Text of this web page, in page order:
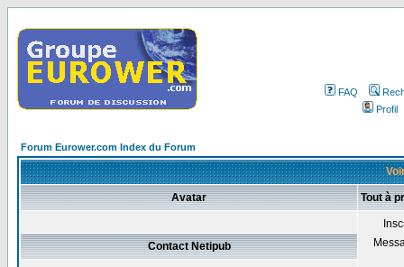
FAQ
Profil
Forum Eurower.com Index du Forum
Avatar Tout à
Contact Netipub